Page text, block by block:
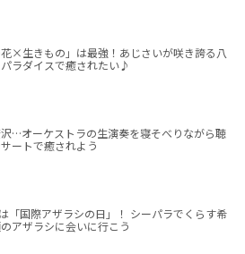
花×生きもの」は最強！あじさいが咲き誇る八
ラダイスで癒されたい♪
…オーケストラの生演奏を寝そべりながら聴
ートで癒されよう
「国際アザラシの日」！ シーパラでくらす希
アザラシに会いに行こう